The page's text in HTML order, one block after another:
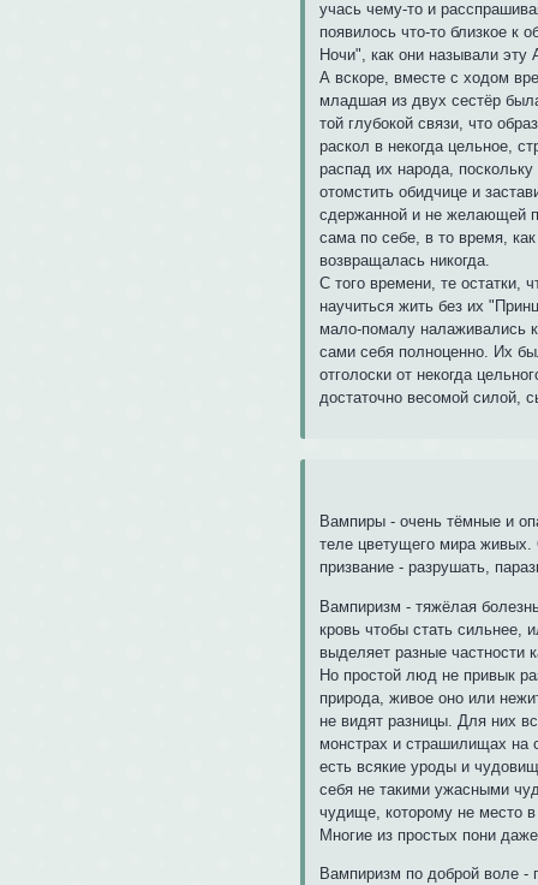
учась чему-то и
появилось что-то близкое к
Ночи", как они называли эту
А вскоре, вместе с ходом
младшая из двух сестёр
той глубокой связи, что
раскол в некогда цельное,
распад их народа,
отомстить обидчице и
сдержанной и не желающей
сама по себе, в то время,
возвращалась никогда.
С того времени, те остатки,
научиться жить без их
мало-помалу налаживались
сами себя полноценно. Их
отголоски от некогда
достаточно весомой силой,
Вампиры - очень тёмные и
теле цветущего мира живых.
призвание - разрушать,
Вампиризм - тяжёлая
кровь чтобы стать сильнее,
выделяет разные частности
Но простой люд не привык
природа, живое оно или
не видят разницы. Для них
монстрах и страшилищах на
есть всякие уроды и
себя не такими ужасными
чудище, которому не место
Многие из простых пони
Вампиризм по доброй воле -